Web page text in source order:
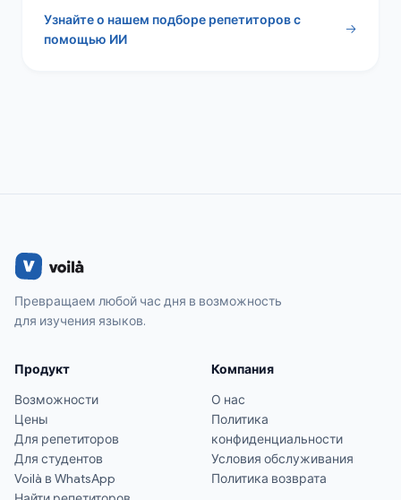
Узнайте о нашем подборе репетиторов с
помощью ИИ
Превращаем любой час дня в возможность
для изучения языков.
Продукт
Возможности
Цены
Для репетиторов
Для студентов
Voilà в WhatsApp
Компания
О нас
Политика
конфиденциальности
Условия обслуживания
Политика возврата